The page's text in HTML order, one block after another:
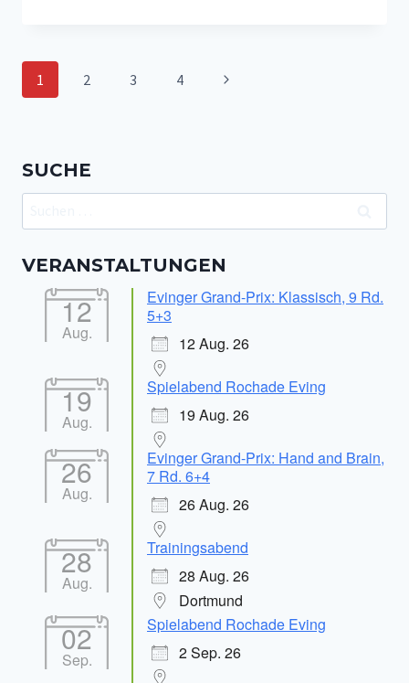
SCHLUSSSPURT
Seitennavigation
1 2 3 4
Nächste
SUCHE
nach:
VERANSTALTUNGEN
12
Aug.
Evinger Grand-Prix: Klassisch, 9 Rd.
5+3
12 Aug. 26
19
Aug.
Spielabend Rochade Eving
19 Aug. 26
26
Aug.
Evinger Grand-Prix: Hand and Brain,
7 Rd. 6+4
26 Aug. 26
28
Aug.
Trainingsabend
28 Aug. 26
Dortmund
02
Sep.
Spielabend Rochade Eving
2 Sep. 26